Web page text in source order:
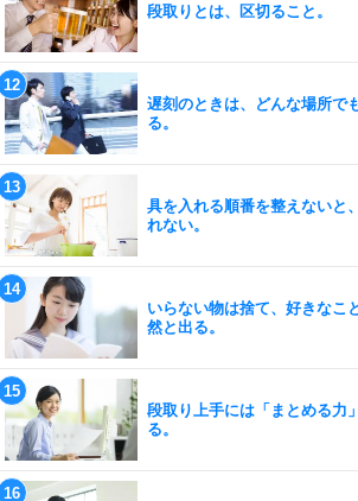
段取りとは、区切ること。
遅刻のときは、どんな場所で
る。
具を入れる順番を整えないと
れない。
いらない物は捨て、好きなこ
然と出る。
段取り上手には「まとめる力
る。